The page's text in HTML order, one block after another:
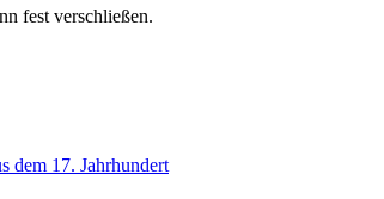
fest verschließen.
dem 17. Jahrhundert